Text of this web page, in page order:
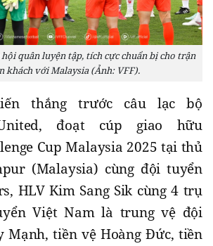
quân luyện tập, tích cực chuẩn bị cho trận
khách với Malaysia (Ảnh: VFF).
thắng trước câu lạc bộ
đoạt cúp giao hữu
Cup Malaysia 2025 tại thủ
(Malaysia) cùng đội tuyển
HLV Kim Sang Sik cùng 4 trụ
Việt Nam là trung vệ đội
Mạnh, tiền vệ Hoàng Đức, tiền